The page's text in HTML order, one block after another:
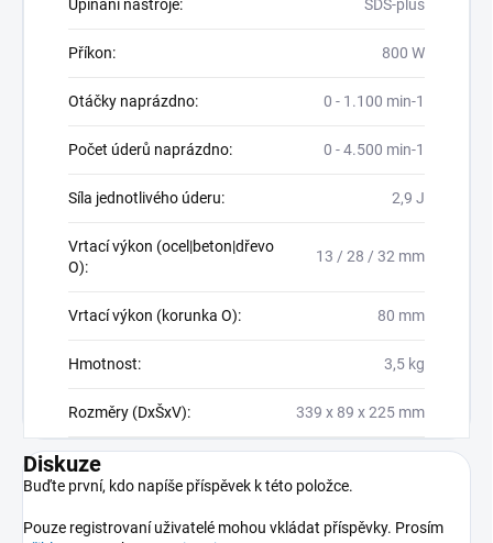
Upínání nástroje: SDS-plus
Příkon: 800 W
Otáčky naprázdno: 0 - 1.100 min-1
Počet úderů naprázdno: 0 - 4.500 min-1
Síla jednotlivého úderu: 2,9 J
Vrtací výkon (ocel|beton|dřevo
O):
13 / 28 / 32 mm
Vrtací výkon (korunka O): 80 mm
Hmotnost: 3,5 kg
Rozměry (DxŠxV): 339 x 89 x 225 mm
Diskuze
Buďte první, kdo napíše příspěvek k této položce.
Pouze registrovaní uživatelé mohou vkládat příspěvky. Prosím